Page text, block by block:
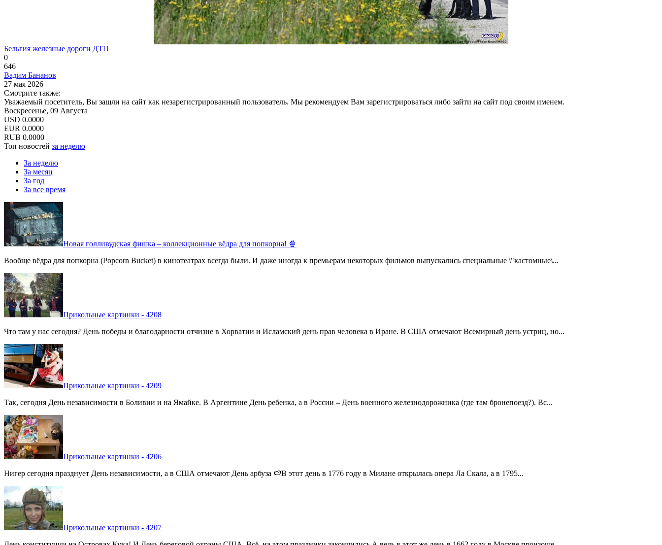
Бельгия железные дороги ДТП
0
646
Вадим Бананов
27 мая 2026
Смотрите также:
Уважаемый посетитель, Вы зашли на сайт как незарегистрированный пользователь. Мы рекомендуем Вам зарегистрироваться либо зайти на сайт под своим именем.
Воскресенье, 09 Августа
USD 0.0000
EUR 0.0000
RUB 0.0000
Топ новостей за неделю
За неделю
За месяц
За год
За все время
Новая голливудская фишка – коллекционные вёдра для попкорна! 🍿
Вообще вёдра для попкорна (Popcorn Bucket) в кинотеатрах всегда были. И даже иногда к премьерам некоторых фильмов выпускались специальные \"кастомные\...
Прикольные картинки - 4208
Что там у нас сегодня? День победы и благодарности отчизне в Хорватии и Исламский день прав человека в Иране. В США отмечают Всемирный день устриц, но...
Прикольные картинки - 4209
Так, сегодня День независимости в Боливии и на Ямайке. В Аргентине День ребенка, а в России – День военного железнодорожника (где там бронепоезд?). Вс...
Прикольные картинки - 4206
Нигер сегодня празднует День независимости, а в США отмечают День арбуза 🍉В этот день в 1776 году в Милане открылась опера Ла Скала, а в 1795...
Прикольные картинки - 4207